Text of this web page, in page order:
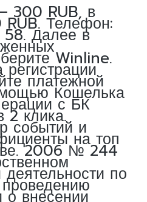
300 RUB, в
Телефон:
Далее в
Winline.
платежной
Кошелька
с БК
2 клика.
событий ина топ
2006 № 244
деятельности по
о внесении